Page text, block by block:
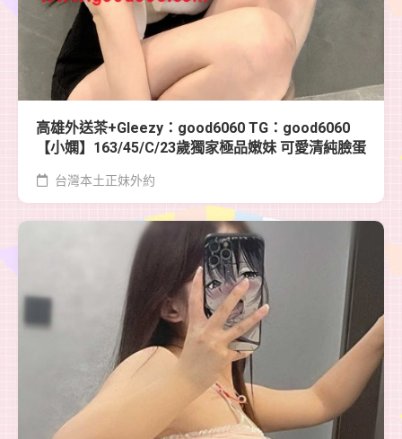
高雄外送茶+Gleezy：good6060 TG：good6060
【小嫻】163/45/C/23歲獨家極品嫩妹 可愛清純臉蛋
台灣本土正妹外約